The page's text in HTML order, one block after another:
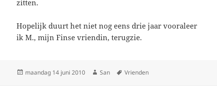
zitten.
Hopelijk duurt het niet nog eens drie jaar vooraleer
ik M., mijn Finse vriendin, terugzie.
Geplaatst
maandag 14 juni 2010 Auteur
San Tags
Vrienden